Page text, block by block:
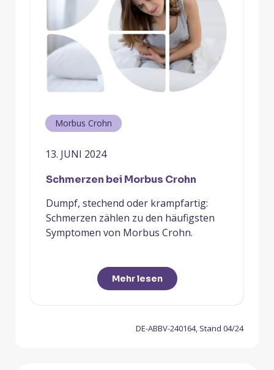
Morbus Crohn
13. JUNI 2024
Schmerzen bei Morbus Crohn
Dumpf, stechend oder krampfartig:
Schmerzen zählen zu den häufigsten
Symptomen von Morbus Crohn.
Mehr lesen
DE-ABBV-240164, Stand 04/24